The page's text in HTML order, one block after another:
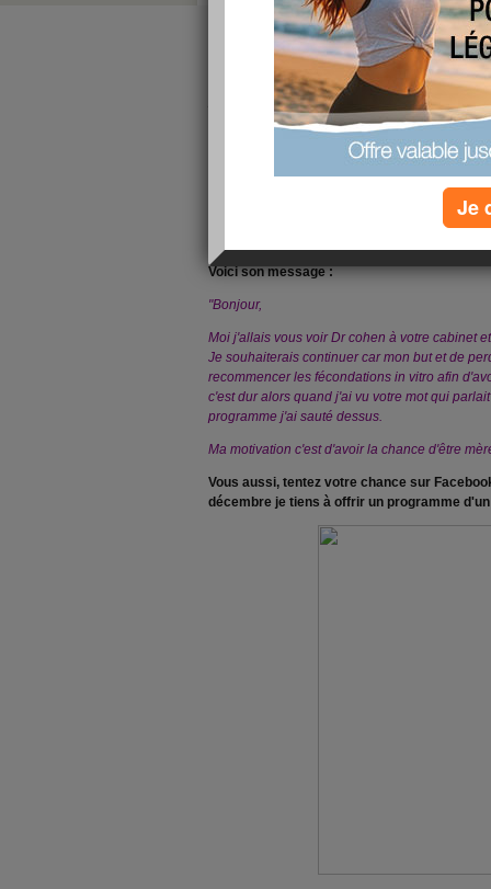
Je suis très heureux de venir vous
Je commence lundi 03 janvier 2011
de ma page fan sur Facebook, cette
d'une valeur de 119 euros sur mon
Bravo à
Laetitia
Voici son message :
"Bonjour,
Moi j'allais vous voir Dr cohen à votre cabinet
Je souhaiterais continuer car mon but et de
recommencer les fécondations in vitro afin
c'est dur alors quand j'ai vu votre mot qui
programme j'ai sauté dessus.
Ma motivation c'est d'avoir la chance d'être
Vous aussi, tentez votre chance sur
décembre je tiens à offrir un programme
Je